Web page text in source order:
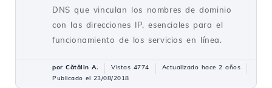
DNS que vinculan los nombres de dominio
con las direcciones IP, esenciales para el
funcionamiento de los servicios en línea.
por Cătălin A. Vistas 4774
Actualizado hace 2 años
Publicado el 23/08/2018